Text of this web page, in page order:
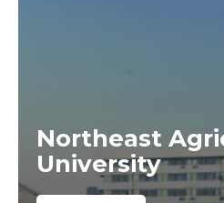
Northeast
University